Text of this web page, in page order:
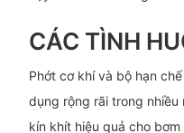
CÁC TÌNH
Phớt cơ khí và bộ hạn
dụng rộng rãi trong
kín khít hiệu quả cho